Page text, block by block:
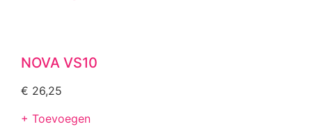
NOVA VS10
€ 26,25
+ Toevoegen